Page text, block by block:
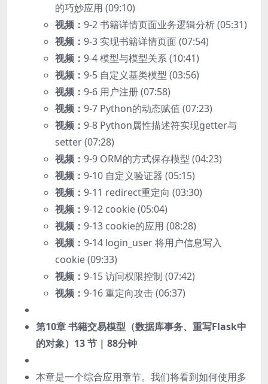
的巧妙应用 (09:10)
视频： 9-2 书籍详情页面业务逻辑分析 (05:31)
视频： 9-3 实现书籍详情页面 (07:54)
视频： 9-4 模型与模型关系 (10:41)
视频： 9-5 自定义基类模型 (03:56)
视频： 9-6 用户注册 (07:58)
视频： 9-7 Python的动态赋值 (07:23)
视频： 9-8 Python属性描述符实现getter与
setter (07:28)
视频： 9-9 ORM的方式保存模型 (04:23)
视频： 9-10 自定义验证器 (05:15)
视频： 9-11 redirect重定向 (03:30)
视频： 9-12 cookie (05:04)
视频： 9-13 cookie的应用 (08:28)
视频： 9-14 login_user 将用户信息写入
cookie (09:33)
视频： 9-15 访问权限控制 (07:42)
视频： 9-16 重定向攻击 (06:37)
第10章 书籍交易模型（数据库事务、重写Flask中
的对象） 13 节 | 88分钟
本章是一个综合应用章节。我们将看到如何使用多